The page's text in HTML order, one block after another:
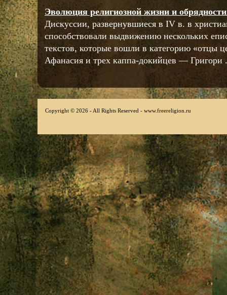
Эволюция религиозной жизни и
Дискуссии, развернувшиеся в IV в. в
способствовали выдвижению нескольких
текстов, которые вошли в категорию «отцы
Афанасия и трех каппа-докийцев — Григори
Copyright © 2026 - All Rights Reserved - www.freereligion.ru